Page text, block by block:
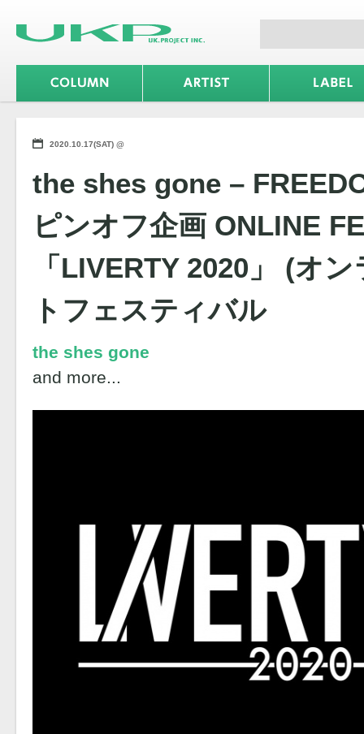
2020.10.17(SAT) @
the shes gone –
ピンオフ企画 ONLINE
「LIVERTY 2020」 (オ
トフェスティバル
the shes gone
and more...